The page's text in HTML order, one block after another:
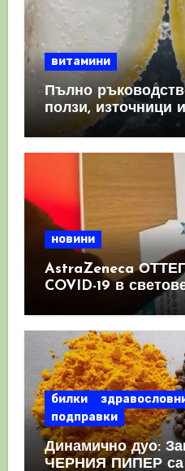
витамини
Пълно
ползи, източници
имунната система
новини
AstraZeneca
COVID-19 в
като призна, че те
билки
подправки
Динамично дуо:
ЧЕРНИЯ ПИПЕР